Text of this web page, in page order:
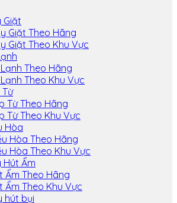
Giặt
Giặt Theo Hãng
Giặt Theo Khu Vực
Theo Hãng
Theo Khu Vực
Từ
Từ Theo Hãng
Từ Theo Khu Vực
Hòa
Hòa Theo Hãng
Hòa Theo Khu Vực
Hút Ẩm
Ẩm Theo Hãng
Ẩm Theo Khu Vực
hút bụi